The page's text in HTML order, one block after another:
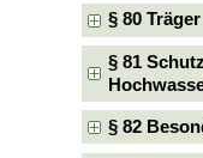
§ 80
§ 81
§ 82